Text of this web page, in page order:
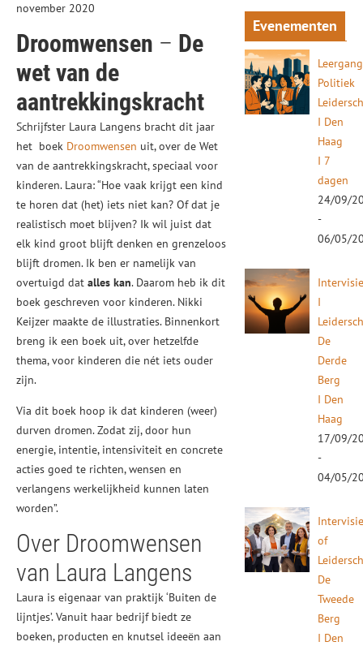
november 2020
Droomwensen – De
wet van de
aantrekkingskracht
Schrijfster Laura Langens bracht dit jaar
het boek Droomwensen uit, over de Wet
van de aantrekkingskracht, speciaal voor
kinderen. Laura: “Hoe vaak krijgt een kind
te horen dat (het) iets niet kan? Of dat je
realistisch moet blijven? Ik wil juist dat
elk kind groot blijft denken en grenzeloos
blijft dromen. Ik ben er namelijk van
overtuigd dat alles kan. Daarom heb ik dit
boek geschreven voor kinderen. Nikki
Keijzer maakte de illustraties. Binnenkort
breng ik een boek uit, over hetzelfde
thema, voor kinderen die nét iets ouder
zijn.
Via dit boek hoop ik dat kinderen (weer)
durven dromen. Zodat zij, door hun
energie, intentie, intensiviteit en concrete
acties goed te richten, wensen en
verlangens werkelijkheid kunnen laten
worden”.
Over Droomwensen
van Laura Langens
Laura is eigenaar van praktijk ‘Buiten de
lijntjes’. Vanuit haar bedrijf biedt ze
boeken, producten en knutsel ideeën aan
Evenementen
Leergang
Politiek
I Den
Haag
I 7
dagen
24/09/
-
06/05/
I
De
Derde
Berg
I Den
Haag
17/09/
-
04/05/
of
De
Tweede
Berg
I Den